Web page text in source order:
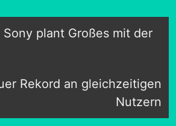
plant Großes mit der
Rekord an gleichzeitigen
Nutzern